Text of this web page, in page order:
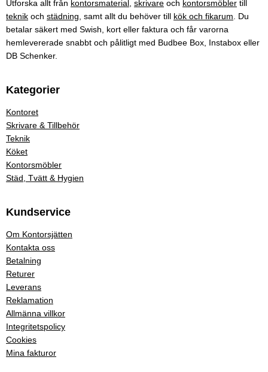
Utforska allt från kontorsmaterial skrivare och kontorsmöbler till
teknik och städning , samt allt du behöver till kök och fikarum . Du
betalar säkert med Swish, kort eller faktura och får varorna
hemlevererade snabbt och pålitligt med Budbee Box, Instabox eller
DB Schenker.
Kategorier
Kontoret
Skrivare & Tillbehör
Teknik
Köket
Kontorsmöbler
Städ, Tvätt & Hygien
Kundservice
Om Kontorsjätten
Kontakta oss
Betalning
Returer
Leverans
Reklamation
Allmänna villkor
Integritetspolicy
Cookies
Mina fakturor